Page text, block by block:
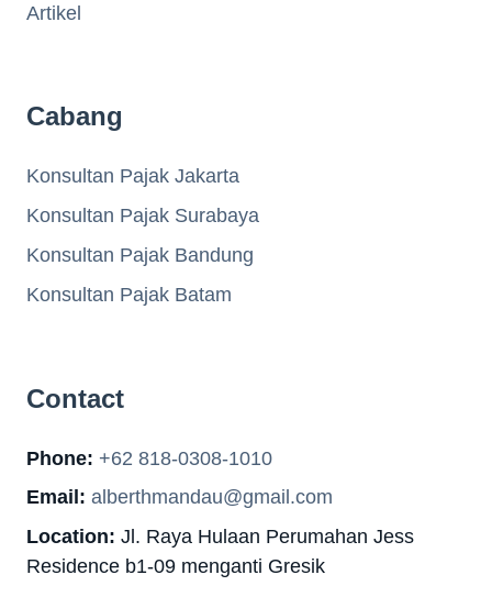
Artikel
Cabang
Konsultan Pajak Jakarta
Konsultan Pajak Surabaya
Konsultan Pajak Bandung
Konsultan Pajak Batam
Contact
Phone: +62 818-0308-1010
Email: alberthmandau@gmail.com
Location: Jl. Raya Hulaan Perumahan Jess
Residence b1-09 menganti Gresik